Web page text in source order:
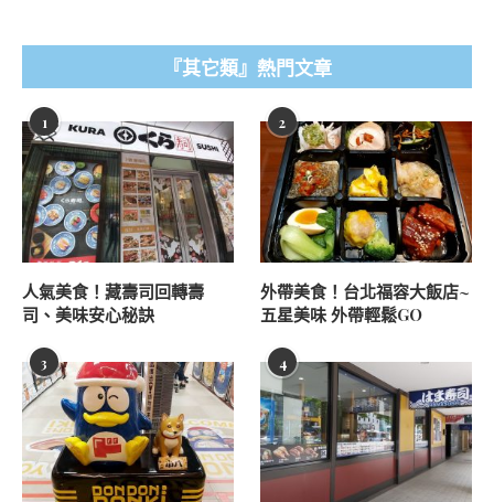
『其它類』熱門文章
1
人氣美食！藏壽司回轉壽
司、美味安心秘訣
2
外帶美食！台北福容大飯店~
五星美味 外帶輕鬆GO
3 4